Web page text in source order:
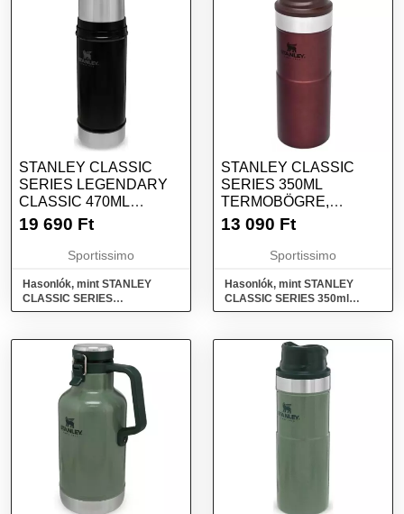
STANLEY CLASSIC
SERIES LEGENDARY
CLASSIC 470ML
TERMOSZ, FEKETE,
19 690 Ft
Sportissimo
Hasonlók, mint STANLEY
CLASSIC SERIES
LEGENDARY CLASSIC 470ML
STANLEY CLASSIC
SERIES 350ML
TERMOBÖGRE,
BORDÓ, MÉRET
13 090 Ft
Sportissimo
Hasonlók, mint STANLEY
CLASSIC SERIES 350ml
Termobögre, bordó, méret